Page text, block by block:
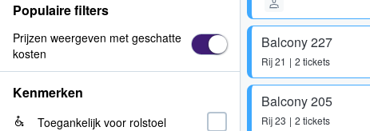
Balcony 227
Rij21 2 tickets
Balcony 205
Rij23 2 tickets
Populaire filters
Prijzen weergeven met geschatte
kosten
Kenmerken
Toegankelijk voor rolstoel